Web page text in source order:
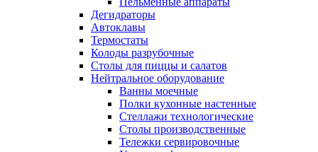
Дегидраторы
Автоклавы
Термостаты
Колоды разрубочные
Столы для пиццы и салатов
Нейтральное оборудование
Ванны моечные
Полки кухонные настенные
Стеллажи технологические
Столы производственные
Тележки сервировочные